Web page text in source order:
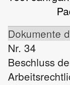
Dokumente
Nr. 34
Beschluss